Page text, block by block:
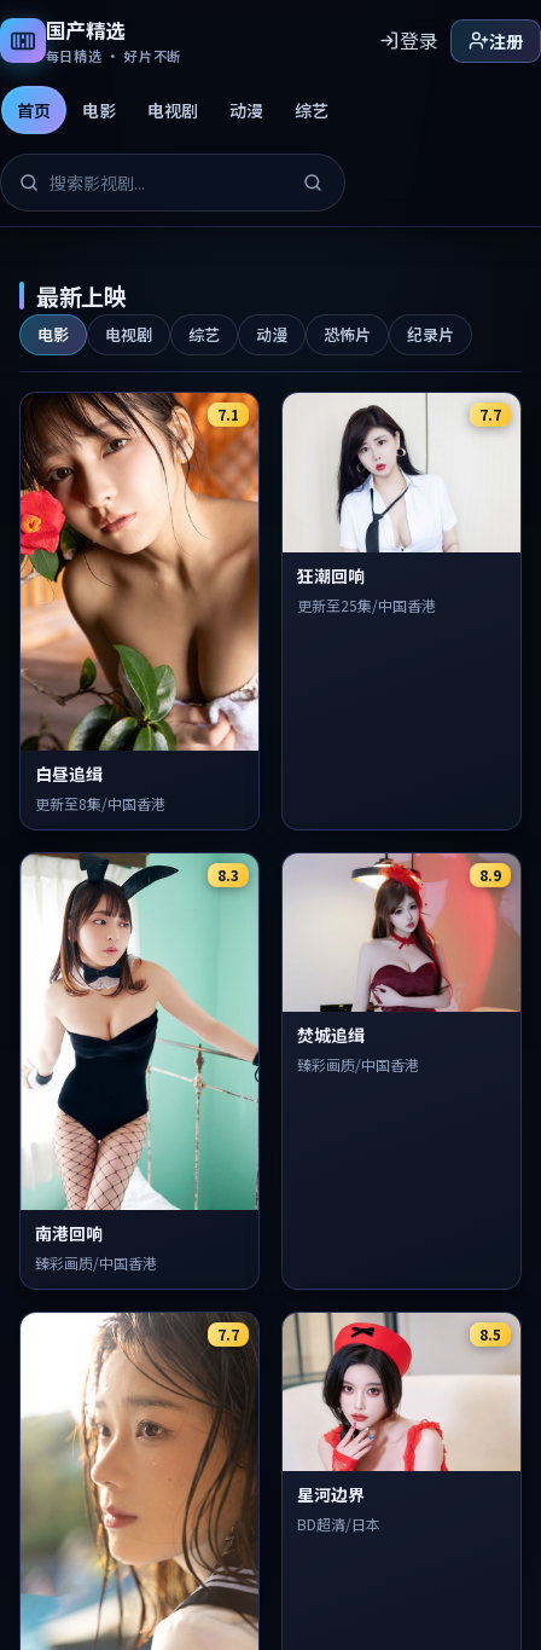
国产精选
每日精选 · 好片不断
首页 电影 电视剧 动漫 综艺
登录 注册
国产精选免费影片
最新上映
电影 电视剧 综艺 动漫 恐怖片 纪录片
7.1
白昼追缉
更新至8集/中国香港
7.7
狂潮回响
更新至25集/中国香港
8.3
南港回响
臻彩画质/中国香港
8.9
焚城追缉
臻彩画质/中国香港
7.7 8.5
星河边界
BD超清/日本